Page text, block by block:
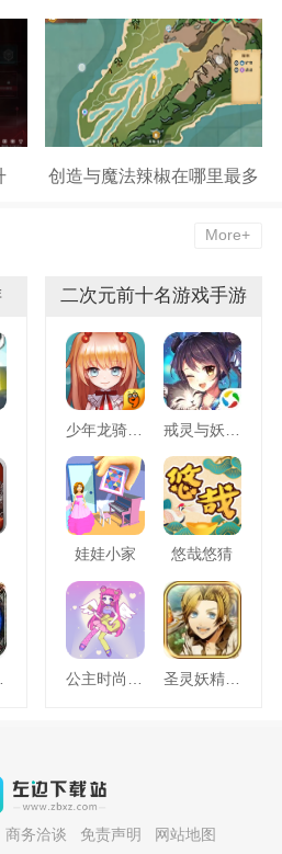
创造与魔法辣椒在哪里最多
More+
二次元前十名游戏手游
娃娃小家 悠哉悠猜
圣灵妖精中文版
商务洽谈 免责声明 网站地图